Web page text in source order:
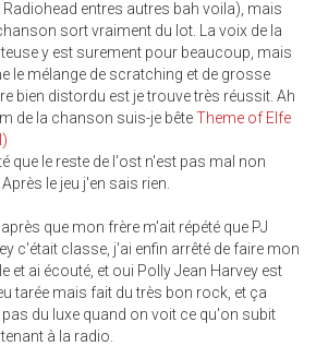
Radiohead entres autres bah voila), mais
sort vraiment du lot. La voix de la
y est surement pour beaucoup, mais
le mélange de scratching et de grosse
bien distordu est je trouve très réussit. Ah
de la chanson suis-je bêteTheme of Elfe
que le reste de l'ost n'est pas mal non
le jeu j'en sais rien.
après que mon frère m'ait répété que PJ
c'était classe, j'ai enfin arrêté de faire mon
et ai écouté, et oui Polly Jean Harvey est
tarée mais fait du très bon rock, et ça
du luxe quand on voit ce qu'on subit
à la radio.